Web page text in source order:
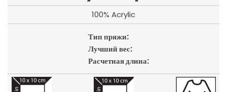
100% Acrylic
Тип пряжи:
Лучший вес:
Расчетная длина: